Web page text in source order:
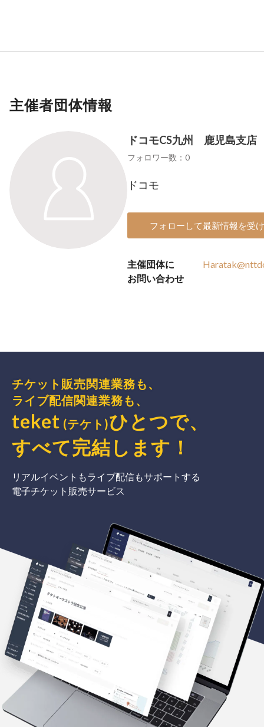
主催者団体情報
ドコモCS九州 鹿児島支店
フォロワー数：0
ドコモ
フォローして最新情報を受
主催団体に
お問い合わせ
チケット販売関連業務も、
ライブ配信関連業務も、
teket (テケト)ひとつで、
すべて完結 します ！
リアルイベントもライブ配信もサポートする
電子チケット販売サービス